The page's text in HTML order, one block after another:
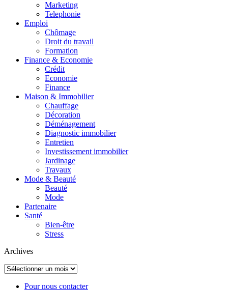
Marketing
Telephonie
Emploi
Chômage
Droit du travail
Formation
Finance & Economie
Crédit
Economie
Finance
Maison & Immobilier
Chauffage
Décoration
Déménagement
Diagnostic immobilier
Entretien
Investissement immobilier
Jardinage
Travaux
Mode & Beauté
Beauté
Mode
Partenaire
Santé
Bien-être
Stress
Archives
Archives
Pour nous contacter